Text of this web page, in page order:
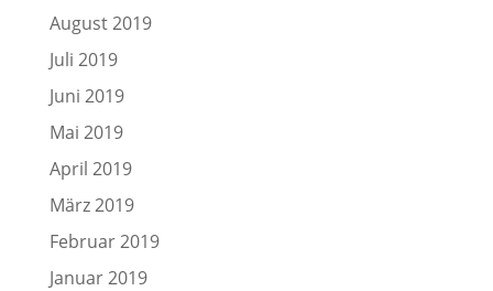
August 2019
Juli 2019
Juni 2019
Mai 2019
April 2019
März 2019
Februar 2019
Januar 2019